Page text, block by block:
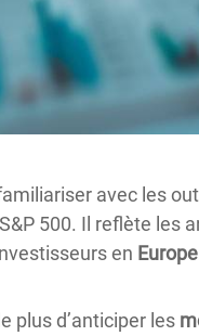
avec les
500. Il reflète les
en Europe
plus d’anticiper les